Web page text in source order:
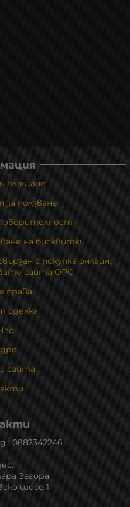
плащане
ползване
на бисквитки
с покупка онлайн,
сайта ОРС
права
сделка
сайта
: 0882342246
Загора
шосе 1